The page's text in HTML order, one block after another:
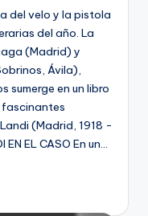
del velo y la pistola
del año. La
(Madrid) y
Ávila),
sumerge en un libro
fascinantes
(Madrid, 1918 -
EL CASO En un…